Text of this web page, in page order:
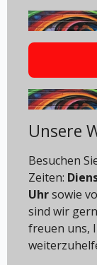
Unsere
Besuchen
Zeiten:
Uhrsowie
sind wir
freuen uns,